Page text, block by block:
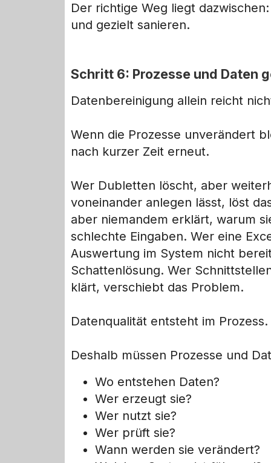
Der richtige Weg liegt
und gezielt sanieren.
Schritt 6: Prozesse und Daten
Datenbereinigung allein reicht
Wenn die Prozesse unverändert
nach kurzer Zeit erneut.
Wer Dubletten löscht, aber
voneinander anlegen lässt, löst
aber niemandem erklärt, warum
schlechte Eingaben. Wer eine
Auswertung im System nicht
Schattenlösung. Wer
klärt, verschiebt das Problem.
Datenqualität entsteht im Prozess.
Deshalb müssen Prozesse und
Wo entstehen Daten?
Wer erzeugt sie?
Wer nutzt sie?
Wer prüft sie?
Wann werden sie verändert?